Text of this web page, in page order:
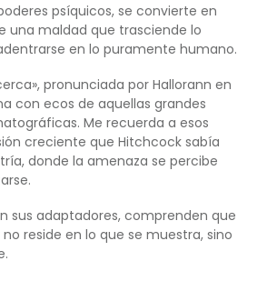
psíquicos, se convierte en
una maldad que trasciende lo
en lo puramente humano.
pronunciada por Hallorann en
con ecos de aquellas grandes
Me recuerda a esos
creciente que Hitchcock sabía
donde la amenaza se percibe
sus adaptadores, comprenden que
reside en lo que se muestra, sino